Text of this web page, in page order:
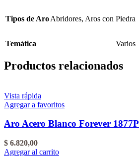
Tipos de AroAbridores, Aros con Piedra
Temática Varios
Productos relacionados
Vista rápida
Agregar a favoritos
Aro Acero Blanco Forever 1877P
$ 6.820,00
Agregar al carrito